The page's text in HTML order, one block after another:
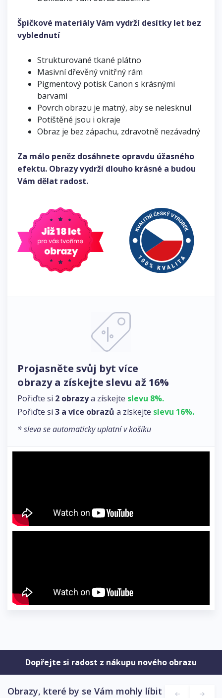
Špičkové materiály Vám vydrží desítky let bez
vyblednutí
Strukturované tkané plátno
Masivní dřevěný vnitřný rám
Pigmentový potisk Canon s krásnými
barvami
Povrch obrazu je matný, aby se nelesknul
Potištěné jsou i okraje
Obraz je bez zápachu, zdravotně nezávadný
Za málo peněz dosáhnete opravdu úžasného
efektu. Obrazy vydrží dlouho krásné a budou
Vám dělat radost.
Projasněte svůj byt více
obrazy a získejte slevu až 16%
Pořiďte si 2 obrazya získejte slevu 8%.
Pořiďte si 3 a více obrazů a získejte slevu 16%.
* sleva se automaticky uplatní v košíku
Dopřejte si radost z nákupu nového obrazu
Obrazy, které by se Vám mohly líbit